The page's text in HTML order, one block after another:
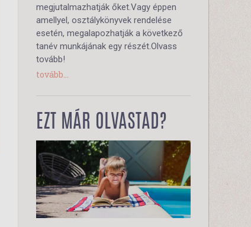
megjutalmazhatják őket.Vagy éppen
amellyel, osztálykönyvek rendelése
esetén, megalapozhatják a következő
tanév munkájának egy részét.Olvass
tovább!
tovább...
EZT MÁR OLVASTAD?